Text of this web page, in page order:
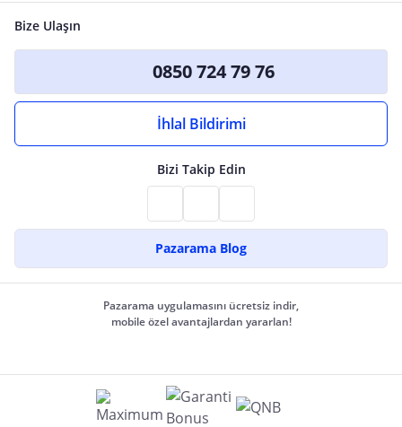
Bize Ulaşın
0850 724 79 76
İhlal Bildirimi
Bizi Takip Edin
Pazarama Blog
Pazarama uygulamasını ücretsiz indir,
mobile özel avantajlardan yararlan!